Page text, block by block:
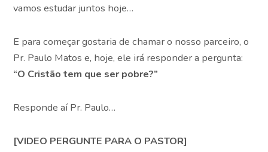
vamos estudar juntos hoje…
E para começar gostaria de chamar o nosso parceiro, o
Pr. Paulo Matos e, hoje, ele irá responder a pergunta:
“O Cristão tem que ser pobre?”
Responde aí Pr. Paulo…
[VIDEO PERGUNTE PARA O PASTOR]